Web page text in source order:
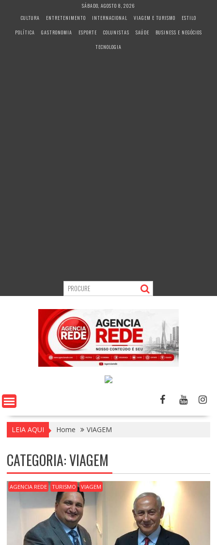
SÁBADO, AGOSTO 8, 2026
CULTURA
ENTRETENIMENTO INTERNACIONAL VIAGEM E TURISMO
ESTILO
POLÍTICA
GASTRONOMIA ESPORTE COLUNISTAS SAÚDE
BUSINESS E NEGÓCIOS
TECNOLOGIA
LEIA AQUI Home VIAGEM
CATEGORIA:VIAGEM
AGENCIA REDE TURISMO VIAGEM